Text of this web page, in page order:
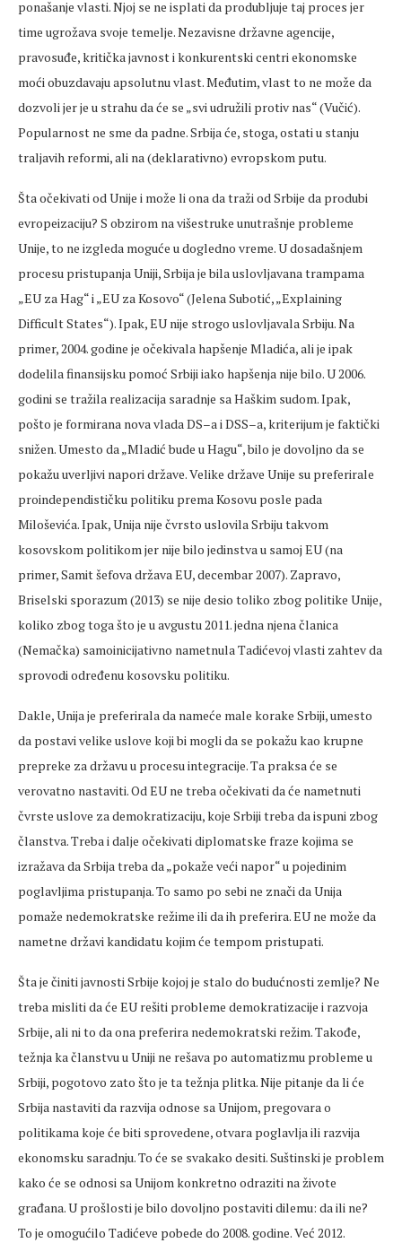
ponašanje vlasti. Njoj se ne isplati da produbljuje taj proces jer
time ugrožava svoje temelje. Nezavisne državne agencije,
pravosuđe, kritička javnost i konkurentski centri ekonomske
moći obuzdavaju apsolutnu vlast. Međutim, vlast to ne može da
dozvoli jer je u strahu da će se „svi udružili protiv nas“ (Vučić).
Popularnost ne sme da padne. Srbija će, stoga, ostati u stanju
traljavih reformi, ali na (deklarativno) evropskom putu.
Šta očekivati od Unije i može li ona da traži od Srbije da produbi
evropeizaciju? S obzirom na višestruke unutrašnje probleme
Unije, to ne izgleda moguće u dogledno vreme. U dosadašnjem
procesu pristupanja Uniji, Srbija je bila uslovljavana trampama
„EU za Hag“ i „EU za Kosovo“ (Jelena Subotić, „Explaining
Difficult States“). Ipak, EU nije strogo uslovljavala Srbiju. Na
primer, 2004. godine je očekivala hapšenje Mladića, ali je ipak
dodelila finansijsku pomoć Srbiji iako hapšenja nije bilo. U 2006.
godini se tražila realizacija saradnje sa Haškim sudom. Ipak,
pošto je formirana nova vlada DS–a i DSS–a, kriterijum je faktički
snižen. Umesto da „Mladić bude u Hagu“, bilo je dovoljno da se
pokažu uverljivi napori države. Velike države Unije su preferirale
proindependističku politiku prema Kosovu posle pada
Miloševića. Ipak, Unija nije čvrsto uslovila Srbiju takvom
kosovskom politikom jer nije bilo jedinstva u samoj EU (na
primer, Samit šefova država EU, decembar 2007). Zapravo,
Briselski sporazum (2013) se nije desio toliko zbog politike Unije,
koliko zbog toga što je u avgustu 2011. jedna njena članica
(Nemačka) samoinicijativno nametnula Tadićevoj vlasti zahtev da
sprovodi određenu kosovsku politiku.
Dakle, Unija je preferirala da nameće male korake Srbiji, umesto
da postavi velike uslove koji bi mogli da se pokažu kao krupne
prepreke za državu u procesu integracije. Ta praksa će se
verovatno nastaviti. Od EU ne treba očekivati da će nametnuti
čvrste uslove za demokratizaciju, koje Srbiji treba da ispuni zbog
članstva. Treba i dalje očekivati diplomatske fraze kojima se
izražava da Srbija treba da „pokaže veći napor“ u pojedinim
poglavljima pristupanja. To samo po sebi ne znači da Unija
pomaže nedemokratske režime ili da ih preferira. EU ne može da
nametne državi kandidatu kojim će tempom pristupati.
Šta je činiti javnosti Srbije kojoj je stalo do budućnosti zemlje? Ne
treba misliti da će EU rešiti probleme demokratizacije i razvoja
Srbije, ali ni to da ona preferira nedemokratski režim. Takođe,
težnja ka članstvu u Uniji ne rešava po automatizmu probleme u
Srbiji, pogotovo zato što je ta težnja plitka. Nije pitanje da li će
Srbija nastaviti da razvija odnose sa Unijom, pregovara o
politikama koje će biti sprovedene, otvara poglavlja ili razvija
ekonomsku saradnju. To će se svakako desiti. Suštinski je problem
kako će se odnosi sa Unijom konkretno odraziti na živote
građana. U prošlosti je bilo dovoljno postaviti dilemu: da ili ne?
To je omogućilo Tadićeve pobede do 2008. godine. Već 2012.